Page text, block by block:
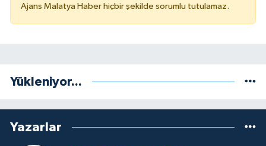
Ajans Malatya Haber hiçbir şekilde sorumlu tutulamaz.
Yükleniyor...
Yazarlar